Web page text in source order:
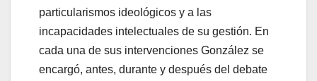
particularismos ideológicos y a las
incapacidades intelectuales de su gestión. En
cada una de sus intervenciones González se
encargó, antes, durante y después del debate